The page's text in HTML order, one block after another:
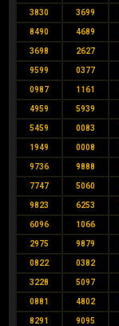
3830 3699
8490 4689
3698 2627
9599 0377
0987 1161
4959 5939
5459 0083
1949 0008
9736 9888
7747 5060
9823 6253
6096 1066
2975 9879
0822 0382
3228 5097
0881 4802
8291 9095